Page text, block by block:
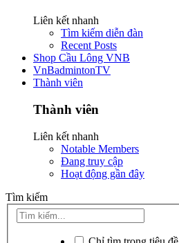
Liên kết nhanh
Tìm kiếm diễn đàn
Recent Posts
Shop Cầu Lông VNB
VnBadmintonTV
Thành viên
Thành viên
Liên kết nhanh
Notable Members
Đang truy cập
Hoạt động gần đây
Tìm kiếm